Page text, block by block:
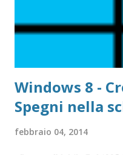
Windows 8 -
Spegni nella
febbraio 04, 2014